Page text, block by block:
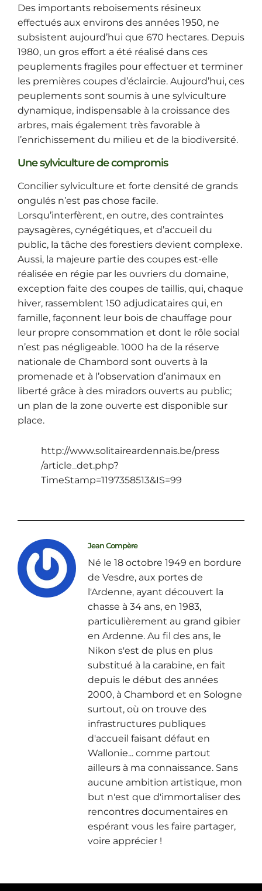
Des importants reboisements résineux
effectués aux environs des années 1950, ne
subsistent aujourd’hui que 670 hectares. Depuis
1980, un gros effort a été réalisé dans ces
peuplements fragiles pour effectuer et terminer
les premières coupes d’éclaircie. Aujourd’hui, ces
peuplements sont soumis à une sylviculture
dynamique, indispensable à la croissance des
arbres, mais également très favorable à
l’enrichissement du milieu et de la biodiversité.
Une sylviculture de compromis
Concilier sylviculture et forte densité de grands
ongulés n’est pas chose facile.
Lorsqu’interfèrent, en outre, des contraintes
paysagères, cynégétiques, et d’accueil du
public, la tâche des forestiers devient complexe.
Aussi, la majeure partie des coupes est-elle
réalisée en régie par les ouvriers du domaine,
exception faite des coupes de taillis, qui, chaque
hiver, rassemblent 150 adjudicataires qui, en
famille, façonnent leur bois de chauffage pour
leur propre consommation et dont le rôle social
n’est pas négligeable. 1000 ha de la réserve
nationale de Chambord sont ouverts à la
promenade et à l’observation d’animaux en
liberté grâce à des miradors ouverts au public;
un plan de la zone ouverte est disponible sur
place.
http://www.solitaireardennais.be/press
/article_det.php?
TimeStamp=1197358513&IS=99
Jean Compère
Né le 18 octobre 1949 en bordure
de Vesdre, aux portes de
l'Ardenne, ayant découvert la
chasse à 34 ans, en 1983,
particulièrement au grand gibier
en Ardenne. Au fil des ans, le
Nikon s'est de plus en plus
substitué à la carabine, en fait
depuis le début des années
2000, à Chambord et en Sologne
surtout, où on trouve des
infrastructures publiques
d'accueil faisant défaut en
Wallonie... comme partout
ailleurs à ma connaissance. Sans
aucune ambition artistique, mon
but n'est que d'immortaliser des
rencontres documentaires en
espérant vous les faire partager,
voire apprécier !